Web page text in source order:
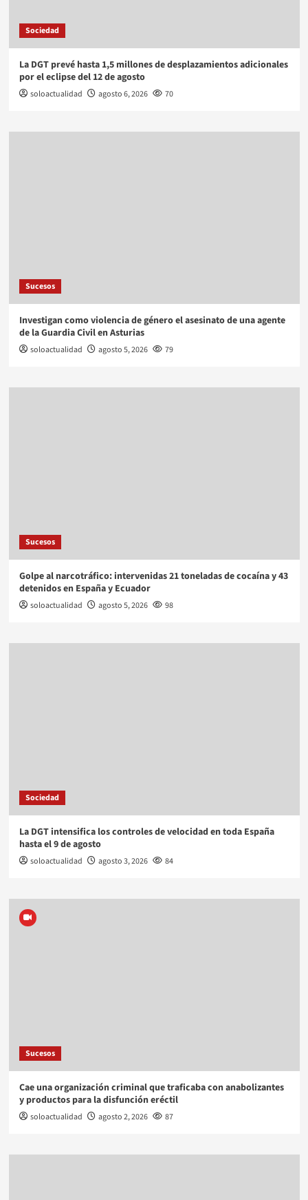
Sociedad
La DGT prevé hasta 1,5 millones de desplazamientos adicionales
por el eclipse del 12 de agosto
soloactualidad agosto 6, 2026 70
Sucesos
Investigan como violencia de género el asesinato de una agente
de la Guardia Civil en Asturias
soloactualidad agosto 5, 2026 79
Sucesos
Golpe al narcotráfico: intervenidas 21 toneladas de cocaína y 43
detenidos en España y Ecuador
soloactualidad agosto 5, 2026 98
Sociedad
La DGT intensifica los controles de velocidad en toda España
hasta el 9 de agosto
soloactualidad agosto 3, 2026 84
Sucesos
Cae una organización criminal que traficaba con anabolizantes
y productos para la disfunción eréctil
soloactualidad agosto 2, 2026 87